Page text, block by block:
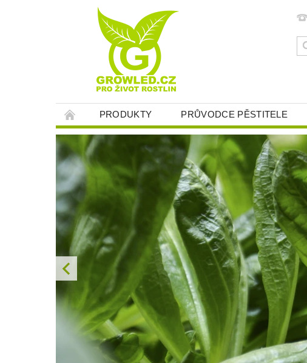
PRODUKTY PRŮVODCE PĚSTITELE
O NÁS KONTAKT JAK NAKUPOVAT